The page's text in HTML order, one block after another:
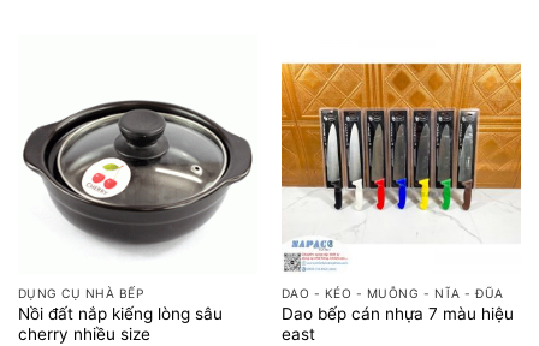
DỤNG CỤ NHÀ BẾP
Nồi đất nắp kiếng lòng sâu
cherry nhiều size
DAO - KÉO - MUỖNG - NĨA - ĐŨA
Dao bếp cán nhựa 7 màu hiệu
east